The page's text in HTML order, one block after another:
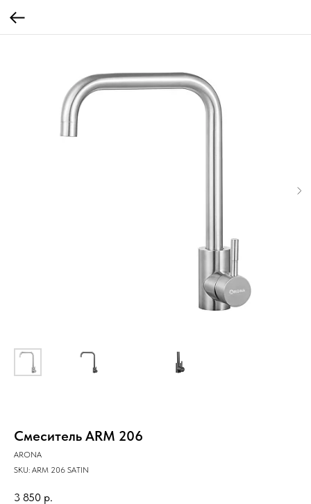
Смеситель ARM 206
ARONA
SKU: ARM 206 SATIN
3 850 р.